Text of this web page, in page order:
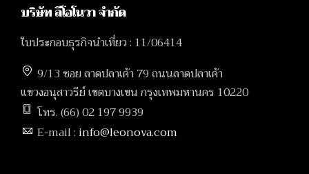
บริษัท ลีโอโนวา จำกัด
ใบประกอบธุรกิจนำเที่ยว : 11/06414
9/13 ซอย ลาดปลาเค้า 79 ถนนลาดปลาเค้า
แขวงอนุสาวรีย์ เขตบางเขน กรุงเทพมหานคร 10220
โทร. (66) 02 197 9939
E-mail : info@leonova.com